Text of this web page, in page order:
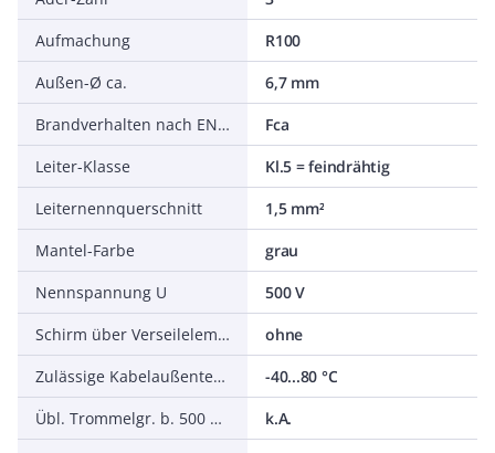
Aufmachung
R100
Außen-Ø ca.
6,7 mm
Brandverhalten nach EN 13501-6: Klasse
Fca
Leiter-Klasse
Kl.5 = feindrähtig
Leiternennquerschnitt
1,5 mm²
Mantel-Farbe
grau
Nennspannung U
500 V
Schirm über Verseilelement
ohne
Zulässige Kabelaußentemperatur nach Montage ohne Erschütterung
-40...80 °C
Übl. Trommelgr. b. 500 m Ø m
k.A.